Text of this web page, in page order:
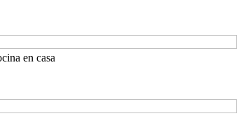
en casa